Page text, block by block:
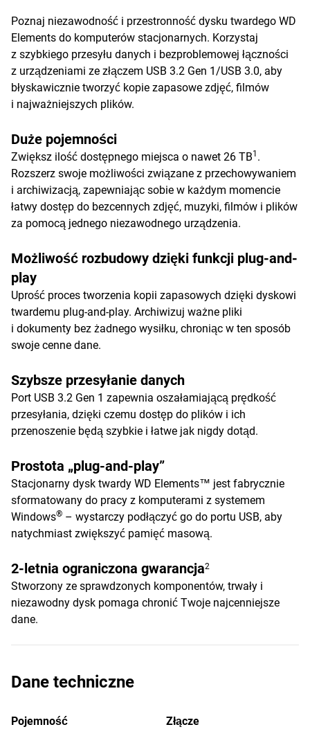
Poznaj niezawodność i przestronność dysku twardego WD
Elements do komputerów stacjonarnych. Korzystaj
z szybkiego przesyłu danych i bezproblemowej łączności
z urządzeniami ze złączem USB 3.2 Gen 1/USB 3.0, aby
błyskawicznie tworzyć kopie zapasowe zdjęć, filmów
i najważniejszych plików.
Duże pojemności
Zwiększ ilość dostępnego miejsca o nawet 26 TB1 .
Rozszerz swoje możliwości związane z przechowywaniem
i archiwizacją, zapewniając sobie w każdym momencie
łatwy dostęp do bezcennych zdjęć, muzyki, filmów i plików
za pomocą jednego niezawodnego urządzenia.
Możliwość rozbudowy dzięki funkcji plug-and-
play
Uprość proces tworzenia kopii zapasowych dzięki dyskowi
twardemu plug-and-play. Archiwizuj ważne pliki
i dokumenty bez żadnego wysiłku, chroniąc w ten sposób
swoje cenne dane.
Szybsze przesyłanie danych
Port USB 3.2 Gen 1 zapewnia oszałamiającą prędkość
przesyłania, dzięki czemu dostęp do plików i ich
przenoszenie będą szybkie i łatwe jak nigdy dotąd.
Prostota „plug-and-play”
Stacjonarny dysk twardy WD Elements™ jest fabrycznie
sformatowany do pracy z komputerami z systemem
Windows® – wystarczy podłączyć go do portu USB, aby
natychmiast zwiększyć pamięć masową.
2-letnia ograniczona gwarancja2
Stworzony ze sprawdzonych komponentów, trwały i
niezawodny dysk pomaga chronić Twoje najcenniejsze
dane.
Dane techniczne
Pojemność
Złącze